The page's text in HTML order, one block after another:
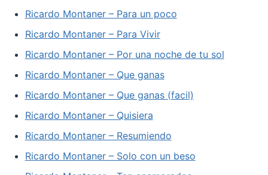
Ricardo Montaner – Para un poco
Ricardo Montaner – Para Vivir
Ricardo Montaner – Por una noche de tu sol
Ricardo Montaner – Que ganas
Ricardo Montaner – Que ganas (facil)
Ricardo Montaner – Quisiera
Ricardo Montaner – Resumiendo
Ricardo Montaner – Solo con un beso